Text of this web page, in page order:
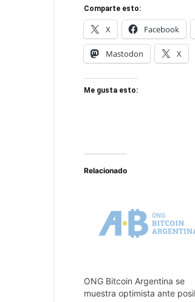
Comparte esto:
X Facebook
Mastodon X
Me gusta esto:
Relacionado
ONG Bitcoin Argentina se
muestra optimista ante